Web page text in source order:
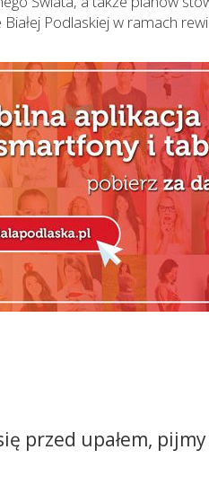
Podlaskiej w ramach
przed upałem,